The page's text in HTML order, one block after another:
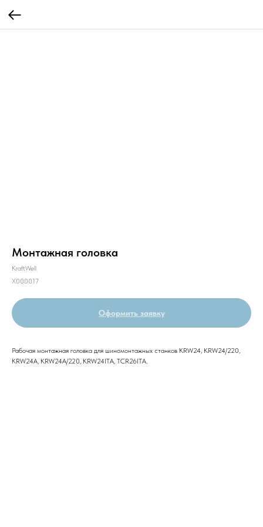
Монтажная головка
KraftWell
X000017
Оформить заявку
Рабочая монтажная головка для шиномонтажных станков KRW24, KRW24/220,
KRW24A, KRW24A/220, KRW24ITA, TCR26ITA.